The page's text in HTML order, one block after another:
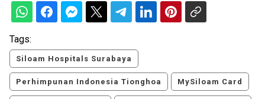
Tags:
Siloam Hospitals Surabaya
Perhimpunan Indonesia Tionghoa MySiloam Card